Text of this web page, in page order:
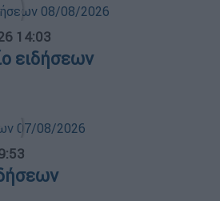
14:03
ειδήσεων